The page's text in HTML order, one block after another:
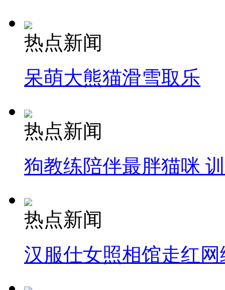
热点新闻
呆萌大熊猫滑雪取乐
热点新闻
狗教练陪伴最胖猫咪
热点新闻
汉服仕女照相馆走红网